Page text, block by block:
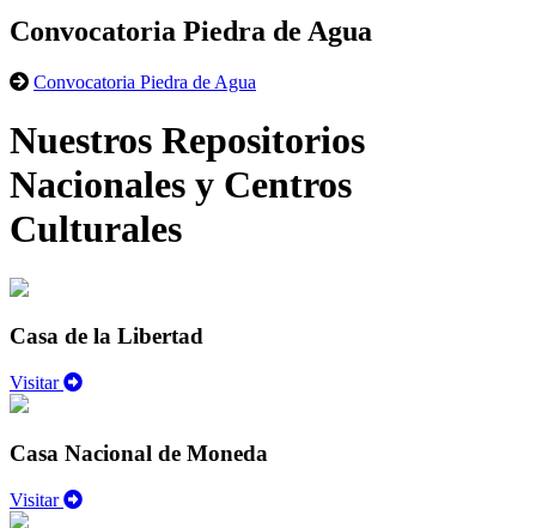
Convocatoria Piedra de Agua
Convocatoria Piedra de Agua
Nuestros Repositorios
Nacionales y Centros
Culturales
Casa de la Libertad
Visitar
Casa Nacional de Moneda
Visitar